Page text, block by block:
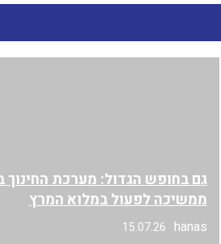
גם בחופש הגדול: מערכת
ממשיכה לפעול במלוא המרץ
hanas
15.07.26